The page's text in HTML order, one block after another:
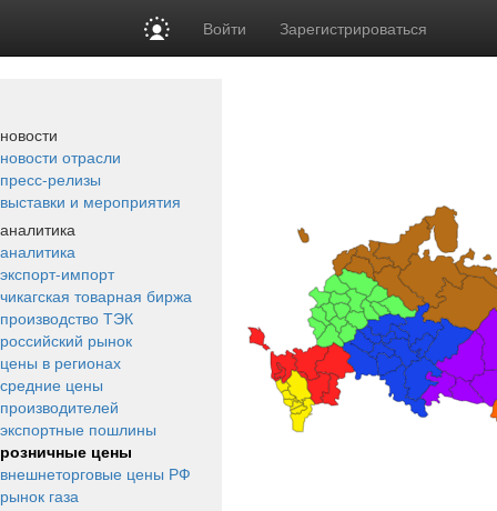
Войти Зарегистрироваться
новости
новости отрасли
пресс-релизы
выставки и мероприятия
аналитика
аналитика
экспорт-импорт
чикагская товарная биржа
производство ТЭК
российский рынок
цены в регионах
средние цены
производителей
экспортные пошлины
розничные цены
внешнеторговые цены РФ
рынок газа